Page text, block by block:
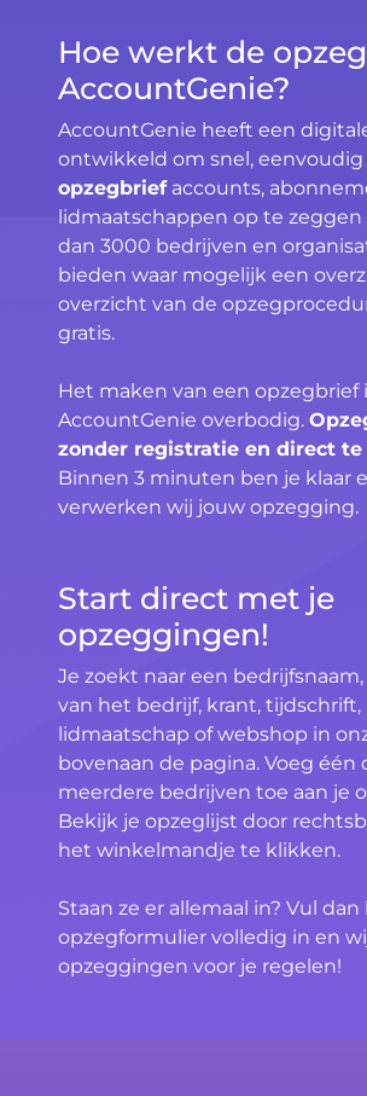
Hoe werkt de
AccountGenie?
AccountGenie heeft een
ontwikkeld om snel, eenvoudig
opzegbriefaccounts,
lidmaatschappen op te
dan 3000 bedrijven en
bieden waar mogelijk een
overzicht van de
gratis.
Het maken van een opzegbrief
AccountGenie overbodig.
zonder registratie en direct
Binnen 3 minuten ben je klaar
verwerken wij jouw opzegging.
Start direct met je
opzeggingen!
Je zoekt naar een
van het bedrijf, krant, tijdschrift,
lidmaatschap of webshop in
bovenaan de pagina. Voeg één
meerdere bedrijven toe aan je
Bekijk je opzeglijst door
het winkelmandje te klikken.
Staan ze er allemaal in? Vul dan
opzegformulier volledig in en
opzeggingen voor je regelen!